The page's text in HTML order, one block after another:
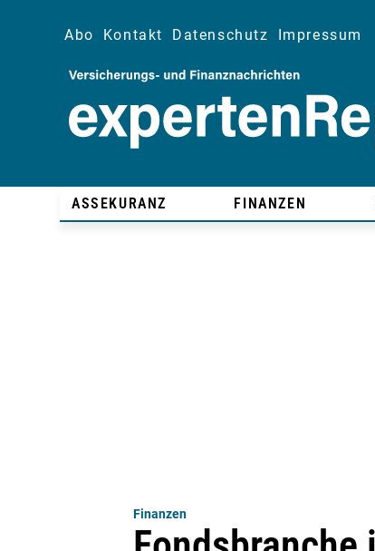
Abo Kontakt Datenschutz Impressum
ASSEKURANZ FINANZEN
Finanzen